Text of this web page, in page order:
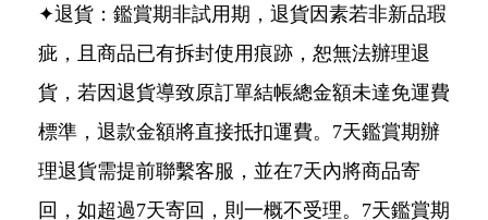
✦退貨：鑑賞期非試用期，退貨因素若非新品瑕
疵，且商品已有拆封使用痕跡，恕無法辦理退
貨，若因退貨導致原訂單結帳總金額未達免運費
標準，退款金額將直接抵扣運費。7天鑑賞期辦
理退貨需提前聯繫客服，並在7天內將商品寄
回，如超過7天寄回，則一概不受理。7天鑑賞期